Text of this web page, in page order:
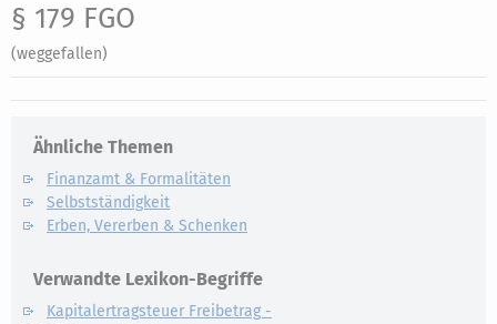
§ 179 FGO
(weggefallen)
Ähnliche Themen
Finanzamt & Formalitäten
Selbstständigkeit
Erben, Vererben & Schenken
Verwandte Lexikon-Begriffe
Kapitalertragsteuer Freibetrag -